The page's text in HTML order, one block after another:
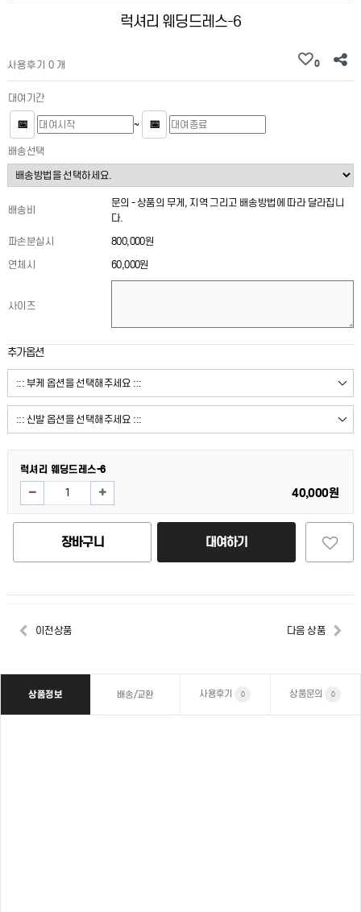
럭셔리 웨딩드레스-6
사용후기 0 개 0
대여기간
📅 ~ 📅
배송선택
배송비
문의 - 상품의 무게, 지역 그리고 배송방법에 따라 달라집니
다.
파손분실시
800,000원
연체시
60,000원
사이즈
추가옵션
럭셔리 웨딩드레스-6
40,000원
장바구니 대여하기
이전상품 다음 상품
상품정보 배송/교환 사용후기 0 상품문의 0